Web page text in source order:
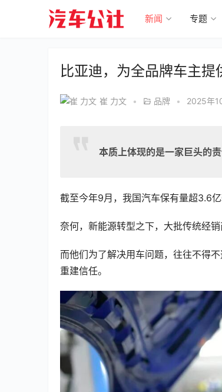
新闻 专题
比亚迪，为全品牌车主
崔 力文 • 品牌 • 2025年
本质上体现的是一家巨头的责
截至今年9月，我国汽车保有量超3.6亿
奈何，新能源转型之下，大批传统经
而他们为了解决用车问题，往往不得
重建信任。